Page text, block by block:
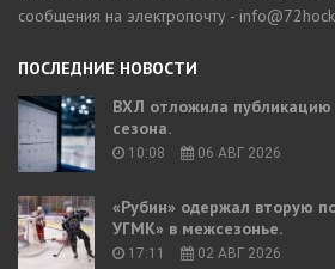
сообщения на электропочту -
ПОСЛЕДНИЕ НОВОСТИ
ВХЛ отложила публикацию
сезона.
10:08 06 АВГ 2026
«Рубин» одержал вторую
УГМК» в межсезонье.
17:11 02 АВГ 2026